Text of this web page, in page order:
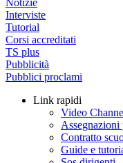
Notizie
Interviste
Tutorial
Corsi accreditati
TS plus
Pubblicità
Pubblici proclami
Link rapidi
Video
Contratto
Guide e